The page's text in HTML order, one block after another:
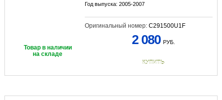
Год выпуска: 2005-2007
Оригинальный номер: C291500U1F
Товар в наличии
на складе
2 080 РУБ.
КУПИТЬ